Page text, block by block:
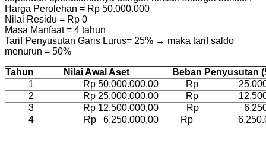
Harga Perolehan = Rp 50.000.000
Nilai Residu = Rp 0
Masa Manfaat = 4 tahun
Tarif Penyusutan Garis Lurus= 25% → maka tarif saldo
menurun = 50%
Tahun Nilai Awal Aset
Beban Penyusutan
1
Rp 50.000.000,00
Rp
2
Rp 25.000.000,00
Rp
3
Rp 12.500.000,00
Rp
4
Rp 6.250.000,00 Rp